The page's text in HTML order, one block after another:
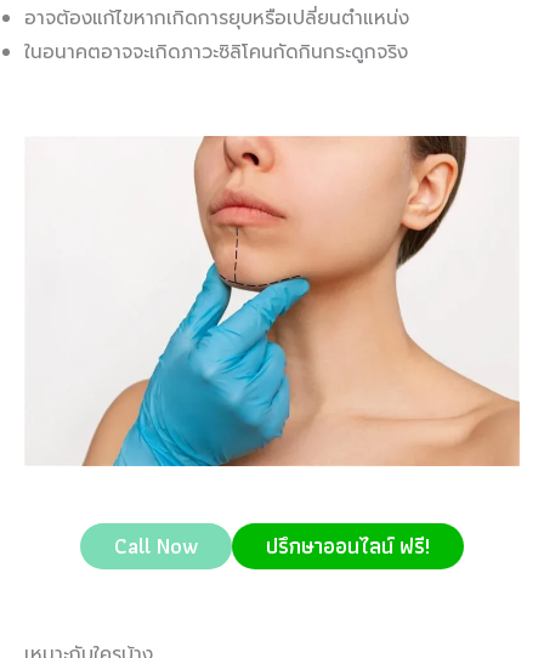
อาจต้องแก้ไขหากเกิดการยุบหรือเปลี่ยนตำแหน่ง
ในอนาคตอาจจะเกิดภาวะซิลิโคนกัดกินกระดูกจริง
Call Now ปรึกษาออนไลน์ ฟรี!